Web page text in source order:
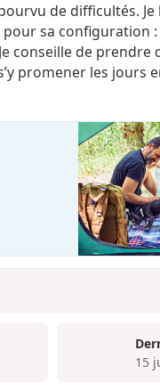
de difficultés. Je
sa configuration
conseille de prendre
promener les jours
15